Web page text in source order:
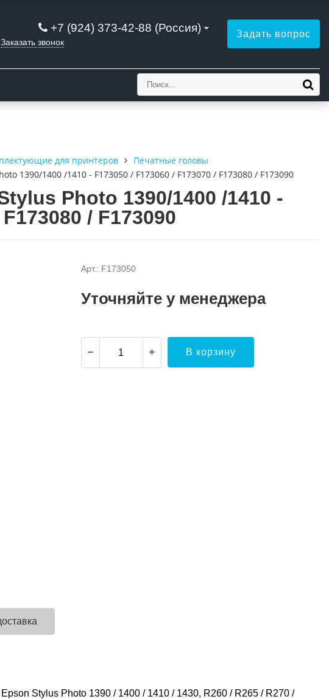
+7 (924) 373-42-88 (Россия)
Заказать звонок
Задать вопрос
для принтеров
Печатные головы
1390/1400 /1410 - F173050 / F173060 / F173070 / F173080 / F173090
Photo 1390/1400 /1410 -
/ F173090
Арт.: F173050
Уточняйте у менеджера
В корзину
Stylus Photo 1390 / 1400 / 1410 / 1430, R260 / R265 / R270 /